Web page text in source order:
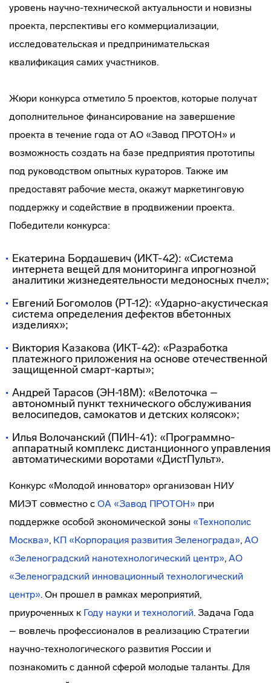
уровень научно-технической актуальности и новизны
проекта, перспективы его коммерциализации,
исследовательская и предпринимательская
квалификация самих участников.
Жюри конкурса отметило 5 проектов, которые получат
дополнительное финансирование на завершение
проекта в течение года от АО «Завод ПРОТОН» и
возможность создать на базе предприятия прототипы
под руководством опытных кураторов. Также им
предоставят рабочие места, окажут маркетинговую
поддержку и содействие в продвижении проекта.
Победители конкурса:
Екатерина Бордашевич (ИКТ-42): «Система
интернета вещей для мониторинга ипрогнозной
аналитики жизнедеятельности медоносных пчел»;
Евгений Богомолов (РТ-12): «Ударно-акустическая
система определения дефектов вбетонных
изделиях»;
Виктория Казакова (ИКТ-42): «Разработка
платежного приложения на основе отечественной
защищенной смарт-карты»;
Андрей Тарасов (ЭН-18М): «Велоточка –
автономный пункт технического обслуживания
велосипедов, самокатов и детских колясок»;
Илья Волочанский (ПИН-41): «Программно-
аппаратный комплекс дистанционного управления
автоматическими воротами «ДистПульт».
Конкурс «Молодой инноватор» организован НИУ
МИЭТ совместно с ОА «Завод ПРОТОН» при
поддержке особой экономической зоны «Технополис
Москва», КП «Корпорация развития Зеленограда», АО
«Зеленоградский нанотехнологический центр», АО
«Зеленоградский инновационный технологический
центр». Он прошел в рамках мероприятий,
приуроченных к Году науки и технологий. Задача Года
– вовлечь профессионалов в реализацию Стратегии
научно-технологического развития России и
познакомить с данной сферой молодые таланты. Для